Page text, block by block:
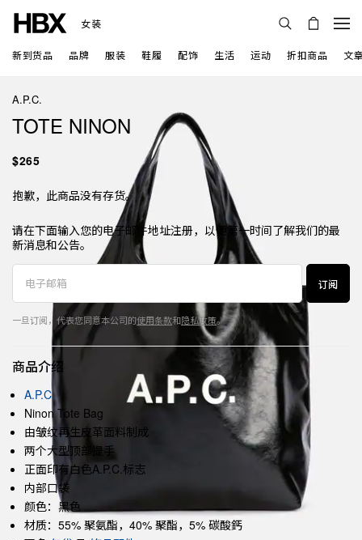
女装
新到货品 品牌 服装 鞋履 配饰 生活 运动 折扣商品 文
A.P.C.
TOTE NINON
$265
抱歉，此商品没有存货。
请在下面输入您的电子邮件地址注册，以便第一时间了解我们的最
新消息和公告。
订阅
一旦订阅，代表您同意本公司的使用条款和隐私政策。
商品介绍
A.P.C.
Ninon Tote Bag
由皱纹再生皮革面料制成
两个大型顶部提手
正面印有白色A.P.C.标志
内部口袋
颜色：黑色
材质：55% 聚氨酯，40% 聚酯，5% 碳酸鈣